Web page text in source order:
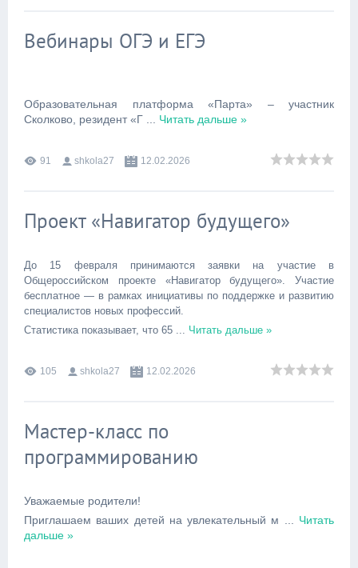
Вебинары ОГЭ и ЕГЭ
Образовательная платформа «Парта» – участник
Сколково, резидент «Г
Читать дальше »
91 shkola27 12.02.2026
Проект «Навигатор будущего»
До 15 февраля принимаются заявки на участие в
Общероссийском проекте «Навигатор будущего». Участие
бесплатное — в рамках инициативы по поддержке и развитию
специалистов новых профессий.
Статистика показывает, что 65 ... Читать дальше »
105 shkola27 12.02.2026
Мастер-класс по
программированию
Уважаемые родители!
Приглашаем ваших детей на увлекательный м
Читать
дальше »